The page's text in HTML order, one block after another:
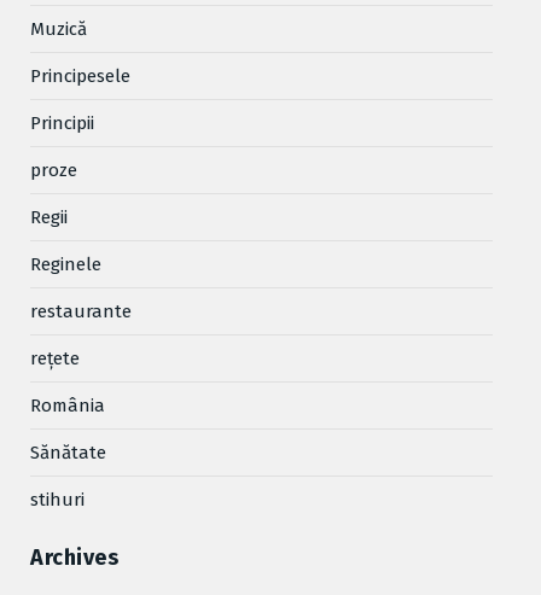
Muzică
Principesele
Principii
proze
Regii
Reginele
restaurante
reţete
România
Sănătate
stihuri
Archives